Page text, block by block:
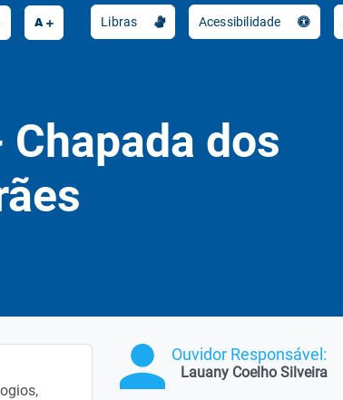
A Libras Acessibilidade
Chapada dos
Ouvidor Responsável:
Lauany Coelho Silveira